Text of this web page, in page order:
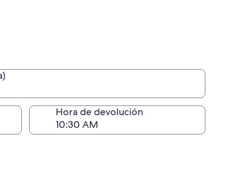
Hora de devolución